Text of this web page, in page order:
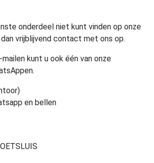
onderdeel niet kunt vinden op onze
vrijblijvend contact met ons op.
kunt u ook één van onze
en bellen